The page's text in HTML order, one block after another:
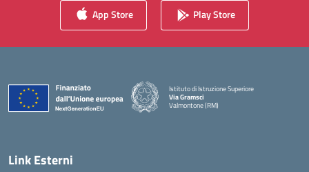
App Store Play Store
Istituto di Istruzione Superiore
Via Gramsci
Valmontone (RM)
Link Esterni